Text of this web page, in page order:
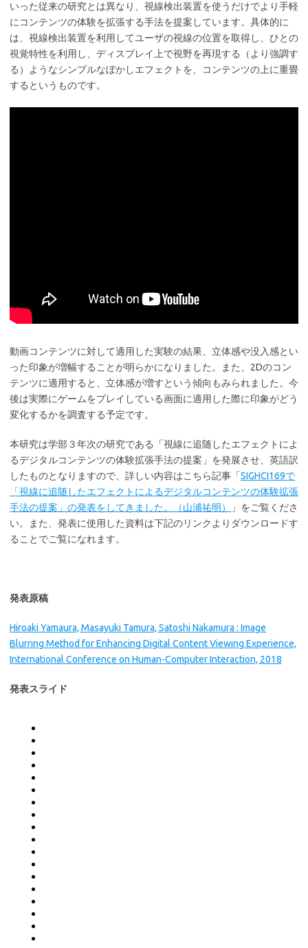
いった従来の研究とは異なり、視線検出装置を使うだけでより手軽
にコンテンツの体験を拡張する手法を提案しています。具体的に
は、視線検出装置を利用してユーザの視線の位置を取得し、ひとの
視覚特性を利用し、ディスプレイ上で視野を再現する（より強調す
る）ようなシンプルなぼかしエフェクトを、コンテンツの上に重畳
するというものです。
動画コンテンツに対して適用した実験の結果、立体感や没入感とい
った印象が増幅することが明らかになりました。また、2Dのコン
テンツに適用すると、立体感が増すという傾向もみられました。今
後は実際にゲームをプレイしている画面に適用した際に印象がどう
変化するかを調査する予定です。
本研究は学部３年次の研究である「視線に追随したエフェクトによ
るデジタルコンテンツの体験拡張手法の提案」を発展させ、英語訳
したものとなりますので、詳しい内容はこちら記事「SIGHCI169で
「視線に追随したエフェクトによるデジタルコンテンツの体験拡張
手法の提案」の発表をしてきました。（山浦祐明）
」をご覧くださ
い。また、発表に使用した資料は下記のリンクよりダウンロードす
ることでご覧になれます。
発表原稿
Hiroaki Yamaura, Masayuki Tamura, Satoshi Nakamura : Image
Blurring Method for Enhancing Digital Content Viewing Experience,
International Conference on Human-Computer Interaction, 2018
発表スライド